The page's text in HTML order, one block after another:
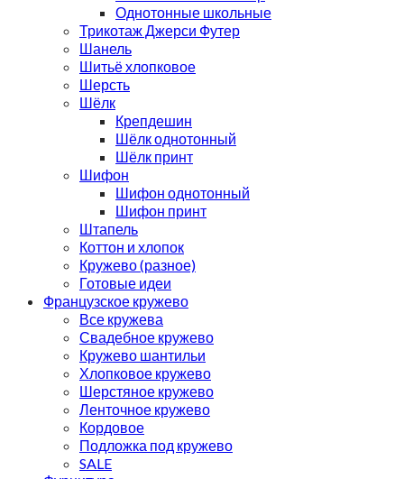
Однотонные школьные
Трикотаж Джерси Футер
Шанель
Шитьё хлопковое
Шерсть
Шёлк
Крепдешин
Шёлк однотонный
Шёлк принт
Шифон
Шифон однотонный
Шифон принт
Штапель
Коттон и хлопок
Кружево (разное)
Готовые идеи
Французское кружево
Все кружева
Свадебное кружево
Кружево шантильи
Хлопковое кружево
Шерстяное кружево
Ленточное кружево
Кордовое
Подложка под кружево
SALE